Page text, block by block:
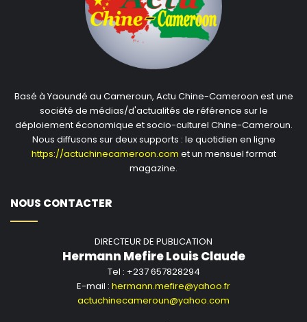
Basé à Yaoundé au Cameroun, Actu Chine-Cameroon est une
société de médias/d'actualités de référence sur le
déploiement économique et socio-culturel Chine-Cameroun.
Nous diffusons sur deux supports : le quotidien en ligne
https://actuchinecameroon.com et un mensuel format
magazine.
NOUS CONTACTER
DIRECTEUR DE PUBLICATION
Hermann Mefire Louis Claude
Tel : +237 657828294
E-mail : hermann.mefire@yahoo.fr
actuchinecameroun@yahoo.com